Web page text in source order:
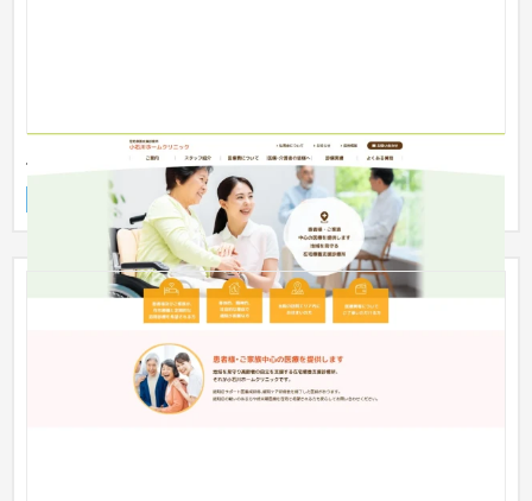
小石川ホームクリニック
51〜100万円